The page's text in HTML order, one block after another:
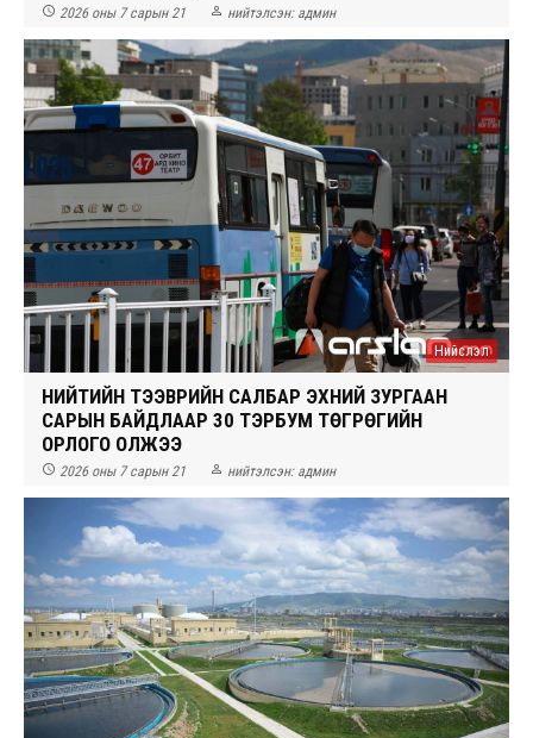
 2026 оны 7 сарын 21  нийтэлсэн: админ
Нийслэл
НИЙТИЙН ТЭЭВРИЙН САЛБАР ЭХНИЙ ЗУРГААН
САРЫН БАЙДЛААР 30 ТЭРБУМ ТӨГРӨГИЙН
ОРЛОГО ОЛЖЭЭ
 2026 оны 7 сарын 21  нийтэлсэн: админ